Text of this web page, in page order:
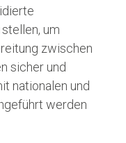
um
zwischen
sicher und
nationalen und
werden